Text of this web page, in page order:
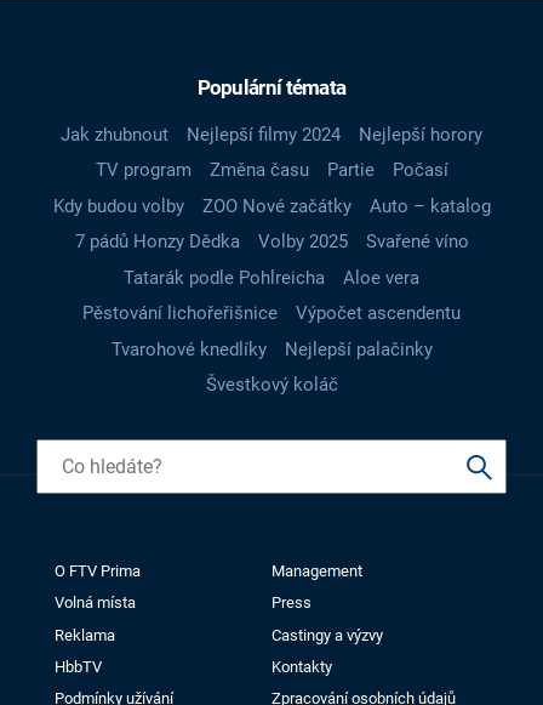
Populární témata
Jak zhubnout Nejlepší filmy 2024
Nejlepší horory
TV program
Změna času Partie
Počasí
Kdy budou volby
ZOO Nové začátky
Auto – katalog
7 pádů Honzy Dědka
Volby 2025
Svařené víno
Tatarák podle Pohlreicha
Aloe vera
Pěstování lichořeřišnice
Výpočet ascendentu
Tvarohové knedlíky
Nejlepší palačinky
Švestkový koláč
O FTV Prima
Management
Volná místa
Press
Reklama
Castingy a výzvy
HbbTV
Kontakty
Podmínky užívání
Zpracování osobních údajů